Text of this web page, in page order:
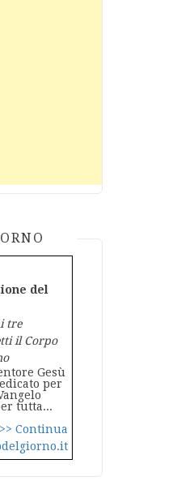
del
tre
il Corpo
Gesù
per
tutta...
Continua